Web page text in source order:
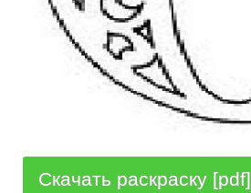
Скачать раскраску [pdf]